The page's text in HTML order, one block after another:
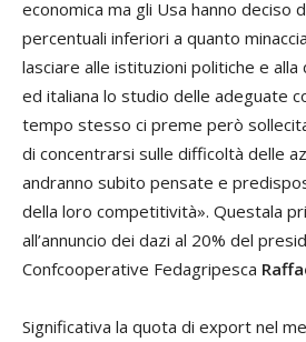
economica ma gli Usa hanno deciso
percentuali inferiori a quanto
lasciare alle istituzioni politiche e alla
ed italiana lo studio delle adeguate
tempo stesso ci preme però
di concentrarsi sulle difficoltà delle
andranno subito pensate e
della loro competitività». Questala
all’annuncio dei dazi al 20% del
Confcooperative Fedagripesca
Significativa la quota di export nel